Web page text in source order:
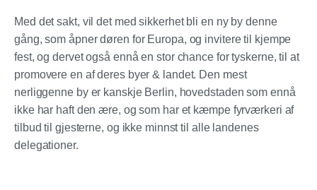
Med det sakt, vil det med sikkerhet bli en ny by denne
gång, som åpner døren for Europa, og invitere til kjempe
fest, og dervet også ennå en stor chance for tyskerne, til at
promovere en af deres byer & landet. Den mest
nerliggenne by er kanskje Berlin, hovedstaden som ennå
ikke har haft den ære, og som har et kæmpe fyrværkeri af
tilbud til gjesterne, og ikke minnst til alle landenes
delegationer.